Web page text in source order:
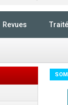
Revues